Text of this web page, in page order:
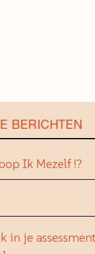
BERICHTEN
Ik Mezelf !?
in je